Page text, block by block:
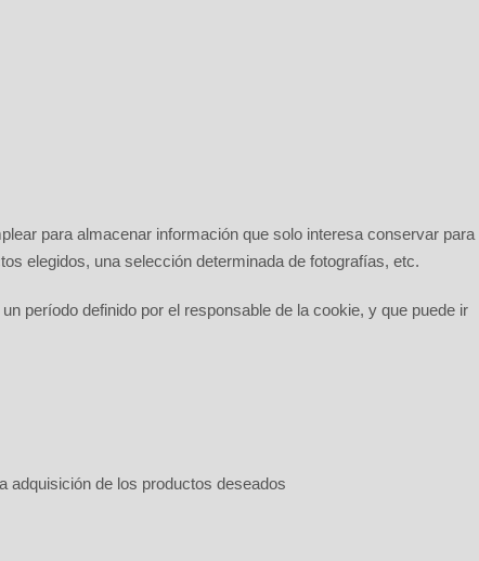
para almacenar información que solo interesa conservar para
elegidos, una selección determinada de fotografías, etc.
período definido por el responsable de la cookie, y que puede ir
adquisición de los productos deseados